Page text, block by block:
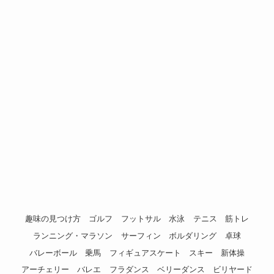
趣味の見つけ方 ゴルフ フットサル 水泳 テニス
筋トレ
ランニング・マラソン
サーフィン ボルダリング
卓球
バレーボール
乗馬 フィギュアスケート スキー
新体操
アーチェリー
バレエ フラダンス ベリーダンス ビリヤード